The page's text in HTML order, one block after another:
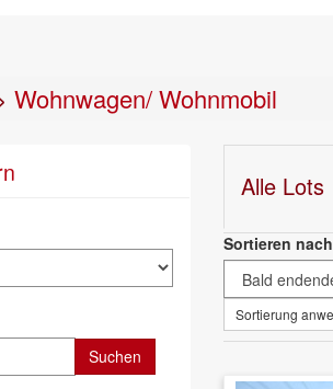
Wohnwagen/ Wohnmobil
Suchen
Alle Lots
Sortieren
Sortierung